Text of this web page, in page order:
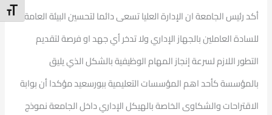
Sizeأكد رئيس الجامعة ان الإدارة العليا تسعى دائما لتحسين البيئة العامة
للسادة العاملين بالجهاز الإداري ولا تدخر أي جهد او فرصة لتقديم
التطور اللازم لسرعة إنجاز المهام الوظيفية بالشكل الذي يليق
بالمؤسسة كأحد اهم المؤسسات التعليمية ببورسعيد مؤكدا أن بوابة
الاقتراحات والشكاوى الخاصة بالهيكل الإداري داخل الجامعة نموذج